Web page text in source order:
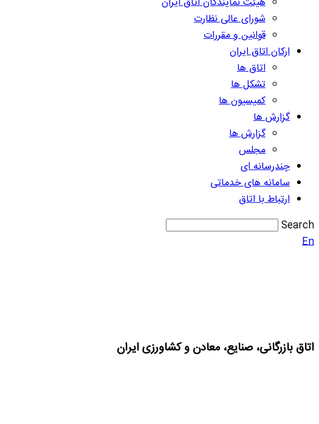
شورای عالی نظارت
قوانین و مقررات
ارکان اتاق ایران
اتاق ها
تشکل ها
کمیسیون ها
گزارش ها
گزارش ها
مجلس
چندرسانه ای
سامانه های خدماتی
ارتباط با اتاق
Search
En
اتاق بازرگانی، صنایع، معادن و کشاورزی ایران